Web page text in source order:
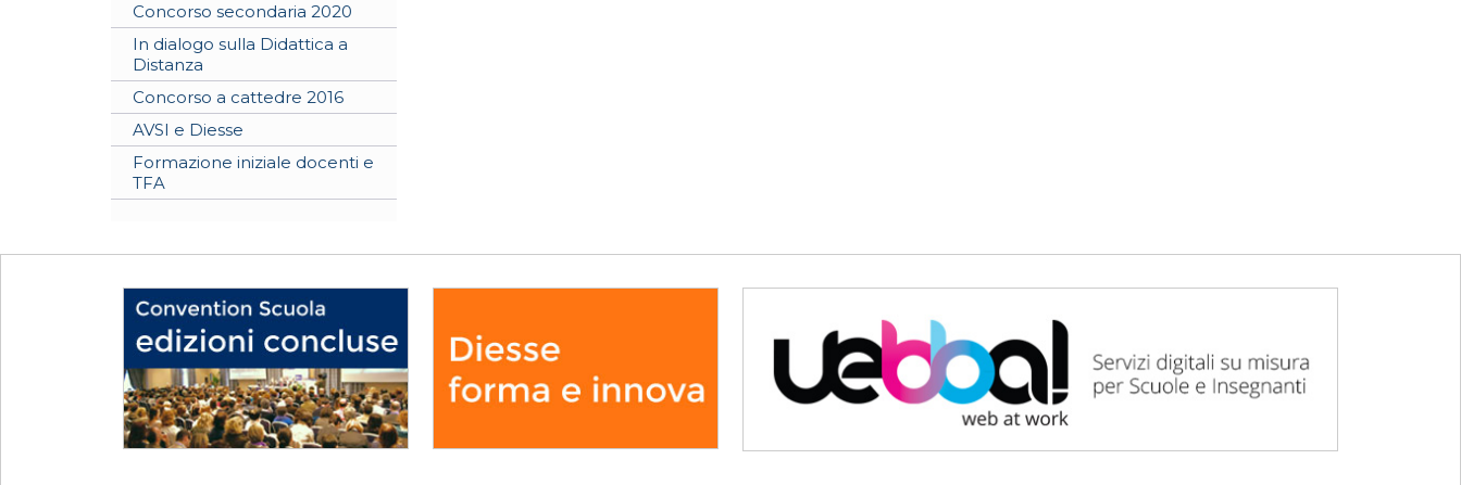
Concorso secondaria 2020
In dialogo sulla Didattica a
Distanza
Concorso a cattedre 2016
AVSI e Diesse
Formazione iniziale docenti e
TFA